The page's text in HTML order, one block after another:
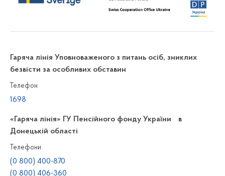
Гаряча лінія Уповноваженого з питань осіб, зниклих
безвісти за особливих обставин
Телефон
1698
«Гаряча лінія» ГУ Пенсійного фонду України в
Донецькій області
Телефони
(0 800) 400-870
(0 800) 406-360